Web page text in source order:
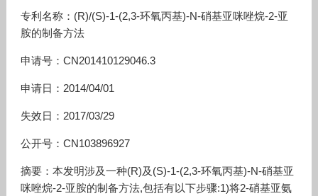
专利名称：(R)/(S)-1-(2,3-环氧丙基)-N-硝基亚咪唑烷-2-亚
胺的制备方法
申请号：CN201410129046.3
申请日：2014/04/01
失效日：2017/03/29
公开号：CN103896927
摘要：本发明涉及一种(R)及(S)-1-(2,3-环氧丙基)-N-硝基亚
咪唑烷-2-亚胺的制备方法,包括有以下步骤:1)将2-硝基亚氨